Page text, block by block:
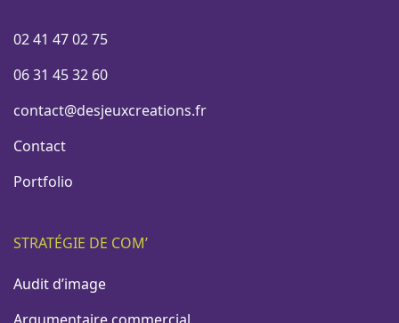
02 41 47 02 75
06 31 45 32 60
contact@desjeuxcreations.fr
Contact
Portfolio
STRATÉGIE DE COM’
Audit d’image